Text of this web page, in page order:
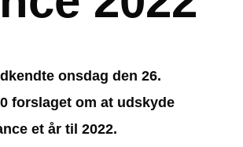
onsdag den 26.
forslaget om at udskyde
et år til 2022.